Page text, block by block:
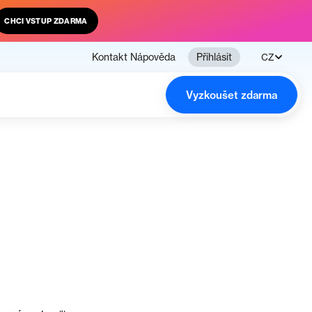
CHCI VSTUP ZDARMA
Kontakt Nápověda Přihlásit CZ
Vyzkoušet zdarma